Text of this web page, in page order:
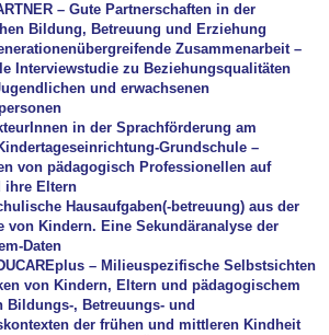
– Gute Partnerschaften in der
Bildung, Betreuung und Erziehung
Zusammenarbeit –
Interviewstudie zu Beziehungsqualitäten
und erwachsenen
in der Sprachförderung am
Grundschule –
von pädagogisch Professionellen auf
ihre Eltern
Hausaufgaben(-betreuung) aus der
von Kindern. Eine Sekundäranalyse der
Daten
– Milieuspezifische Selbstsichten
von Kindern, Eltern und pädagogischem
Bildungs-, Betreuungs- und
der frühen und mittleren Kindheit